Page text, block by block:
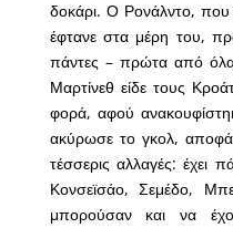
δοκάρι. Ο Ρονάλντο,
έφτανε στα μέρη του,
πάντες – πρώτα από
Μαρτίνεθ είδε τους
φορά, αφού
ακύρωσε το γκολ,
τέσσερις αλλαγές: έχει
Κονσεϊσάο, Σεμέδο,
μπορούσαν και να